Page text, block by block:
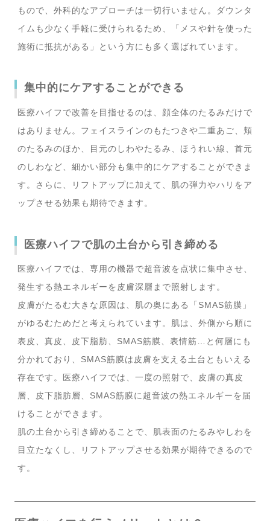
もので、外科的なアプローチは一切行いません。ダウンタ
イムも少なく手軽に受けられるため、「メスや針を使った
施術に抵抗がある」という方にも多く選ばれています。
集中的にケアすることができる
医療ハイフで改善を目指せるのは、顔全体のたるみだけで
はありません。フェイスラインのもたつきや二重あご、頬
のたるみのほか、目元のしわやたるみ、ほうれい線、首元
のしわなど、細かい部分も集中的にケアすることができま
す。さらに、リフトアップに加えて、肌の弾力やハリをア
ップさせる効果も期待できます。
医療ハイフで肌の土台から引き締める
医療ハイフでは、専用の機器で超音波を点状に集中させ、
発生する熱エネルギーを皮膚深層まで照射します。
皮膚がたるむ大きな原因は、肌の奥にある「SMAS筋膜」
がゆるむためだと考えられています。肌は、外側から順に
表皮、真皮、皮下脂肪、SMAS筋膜、表情筋…と何層にも
分かれており、SMAS筋膜は皮膚を支える土台ともいえる
存在です。医療ハイフでは、一度の照射で、皮膚の真皮
層、皮下脂肪層、SMAS筋膜に超音波の熱エネルギーを届
けることができます。
肌の土台から引き締めることで、肌表面のたるみやしわを
目立たなくし、リフトアップさせる効果が期待できるので
す。